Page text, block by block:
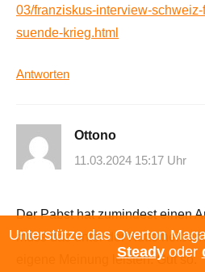
03/franziskus-interview-
suende-krieg.html
Antworten
Ottono
11.03.2024 15:17 Uhr
Der Pabst hat zumindest einen
muss das unter der Kutte
eigene Meinung leisten. Gut so.
Unterstütze das Overton
Steadyoder